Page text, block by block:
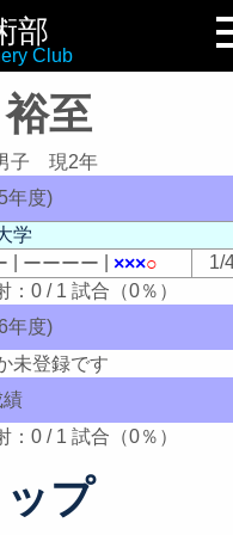
部
Club
ク集
至
子 現2年
年度)
学
ーーーー ×××○
1/
/ 1 試合（0％）
年度)
未登録です
績
/ 1 試合（0％）
プ